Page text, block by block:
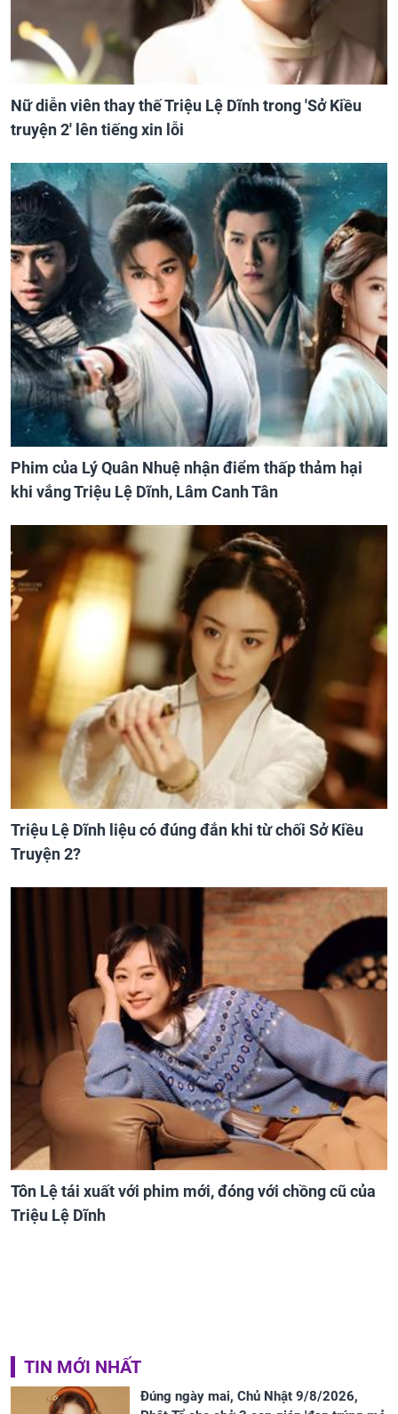
Nữ diễn viên thay thế Triệu Lệ Dĩnh trong 'Sở Kiều
truyện 2' lên tiếng xin lỗi
Phim của Lý Quân Nhuệ nhận điểm thấp thảm hại
khi vắng Triệu Lệ Dĩnh, Lâm Canh Tân
Triệu Lệ Dĩnh liệu có đúng đắn khi từ chối Sở Kiều
Truyện 2?
Tôn Lệ tái xuất với phim mới, đóng với chồng cũ của
Triệu Lệ Dĩnh
TIN MỚI NHẤT
Đúng ngày mai, Chủ Nhật 9/8/2026,